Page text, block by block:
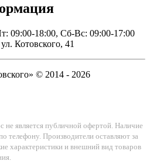
09:00-18:00, Сб-Вс: 09:00-17:00
Котовского, 41
© 2014 - 2026
является публичной офертой. Наличие
телефону. Производители оставляют за
характеристики и внешний вид товаров